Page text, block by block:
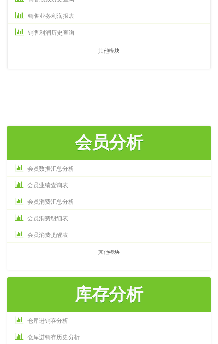
销售业务利润报表
销售利润历史查询
其他模块
会员分析
会员数据汇总分析
会员业绩查询表
会员消费汇总分析
会员消费明细表
会员消费提醒表
其他模块
库存分析
仓库进销存分析
仓库进销存历史分析